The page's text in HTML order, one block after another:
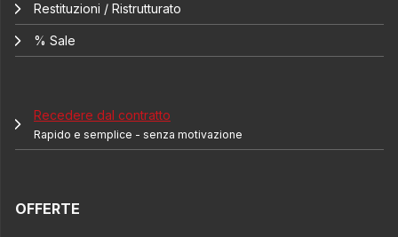
Restituzioni / Ristrutturato
% Sale
Recedere dal contratto
Rapido e semplice - senza motivazione
OFFERTE